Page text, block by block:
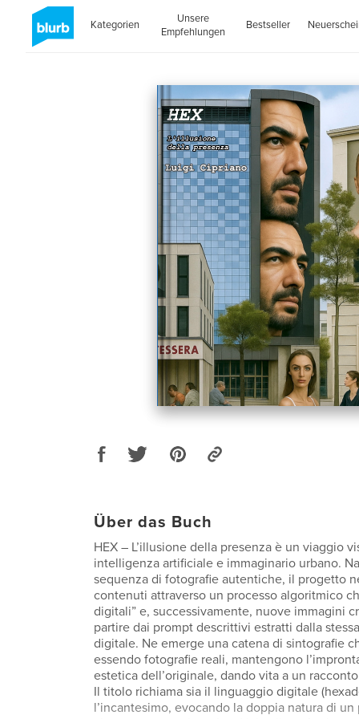
Kategorien
Unsere
Empfehlungen
Bestseller
Über das Buch
HEX – L’illusione della presenza è un viaggio
intelligenza artificiale e immaginario urbano.
sequenza di fotografie autentiche, il progetto
contenuti attraverso un processo algoritmico
digitali” e, successivamente, nuove immagini
partire dai prompt descrittivi estratti dalla
digitale. Ne emerge una catena di sintografie
essendo fotografie reali, mantengono
estetica dell’originale, dando vita a un
Il titolo richiama sia il linguaggio digitale
l’incantesimo, evocando la doppia natura di